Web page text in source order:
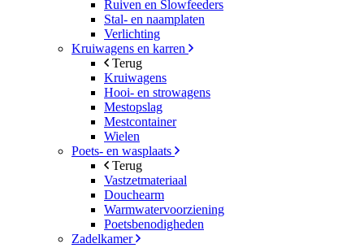
Ruiven en Slowfeeders
Stal- en naamplaten
Verlichting
Kruiwagens en karren
Terug
Kruiwagens
Hooi- en strowagens
Mestopslag
Mestcontainer
Wielen
Poets- en wasplaats
Terug
Vastzetmateriaal
Douchearm
Warmwatervoorziening
Poetsbenodigheden
Zadelkamer